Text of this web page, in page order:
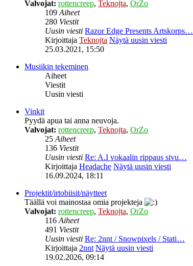
Valvojat: rottencreep, Teknojta, OrZo
109Aiheet
280 Viestit
Uusin viesti Razor Edge Presents Artskorps…
Kirjoittaja Teknojta Näytä uusin viesti
25.03.2021, 15:50
Musiikin tekeminen
Aiheet
Viestit
Uusin viesti
Vinkit
Pyydä apua tai anna neuvoja.
Valvojat: rottencreep, Teknojta, OrZo
25Aiheet
136 Viestit
Uusin viesti Re: A.I vokaalin rippaus sivu…
Kirjoittaja Headache Näytä uusin viesti
16.09.2024, 18:11
Projektit/irtobiisit/näytteet
Täällä voi mainostaa omia projekteja
Valvojat: rottencreep, Teknojta, OrZo
116Aiheet
491 Viestit
Uusin viesti Re: 2nnt / Snowpixels / Stati…
Kirjoittaja 2nnt Näytä uusin viesti
19.02.2026, 09:14